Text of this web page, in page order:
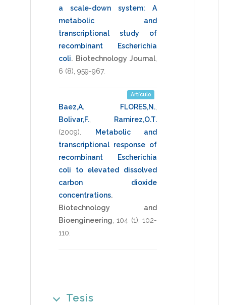
a scale-down system: A
metabolic and
transcriptional study of
recombinant Escherichia
coli. Biotechnology Journal
6 (8), 959-967.
Artículo
Baez,A. FLORES,N.
Bolivar,F.
Ramirez,O.T.
(2009)
Metabolic and
transcriptional response of
recombinant Escherichia
coli to elevated dissolved
carbon dioxide
concentrations.
Biotechnology and
Bioengineering ,104 (1),102-
110
Tesis